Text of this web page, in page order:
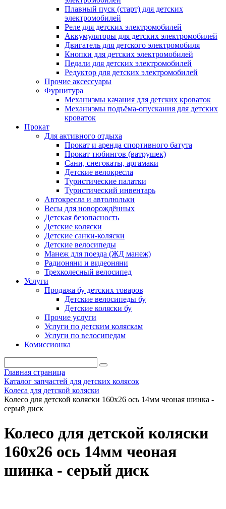
Плавный пуск (старт) для детских
электромобилей
Реле для детских электромобилей
Аккумуляторы для детских электромобилей
Двигатель для детского электромобиля
Кнопки для детских электромобилей
Педали для детских электромобилей
Редуктор для детских электромобилей
Прочие аксессуары
Фурнитура
Механизмы качания для детских кроваток
Механизмы подъёма-опускания для детских
кроваток
Прокат
Для активного отдыха
Прокат и аренда спортивного батута
Прокат тюбингов (ватрушек)
Сани, снегокаты, аргамаки
Детские велокресла
Туристические палатки
Туристический инвентарь
Автокресла и автолюльки
Весы для новорождённых
Детская безопасность
Детские коляски
Детские санки-коляски
Детские велосипеды
Манеж для поезда (ЖД манеж)
Радионяни и видеоняни
Трехколесный велосипед
Услуги
Продажа бу детских товаров
Детские велосипеды бу
Детские коляски бу
Прочие услуги
Услуги по детским коляскам
Услуги по велосипедам
Комиссионка
Главная страница
Каталог запчастей для детских колясок
Колеса для детской коляски
Колесо для детской коляски 160х26 ось 14мм чеоная шинка -
серый диск
Колесо для детской коляски
160х26 ось 14мм чеоная
шинка - серый диск